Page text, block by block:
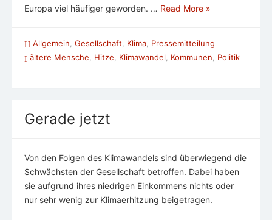
Europa viel häufiger geworden. … Read More »
Allgemein Gesellschaft Klima Pressemitteilung
ältere Mensche, Hitze, Klimawandel, Kommunen, Politik
Gerade jetzt
Von den Folgen des Klimawandels sind überwiegend die
Schwächsten der Gesellschaft betroffen. Dabei haben
sie aufgrund ihres niedrigen Einkommens nichts oder
nur sehr wenig zur Klimaerhitzung beigetragen.